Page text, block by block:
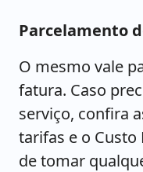
Parcelamento
O mesmo vale
fatura. Caso
serviço, confira
tarifas e o Custo
de tomar